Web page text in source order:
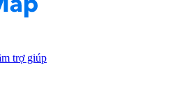
trợ giúp